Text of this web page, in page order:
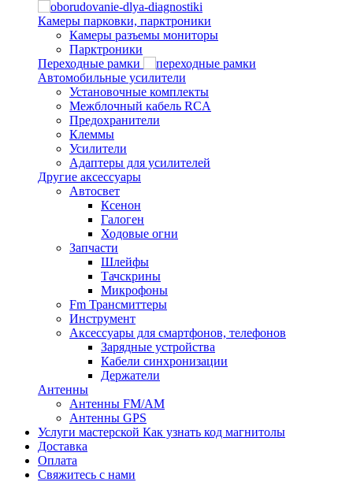
Камеры парковки, парктроники
Камеры разъемы мониторы
Парктроники
Переходные рамки
Автомобильные усилители
Установочные комплекты
Межблочный кабель RCA
Предохранители
Клеммы
Усилители
Адаптеры для усилителей
Другие аксессуары
Автосвет
Ксенон
Галоген
Ходовые огни
Запчасти
Шлейфы
Тачскрины
Микрофоны
Fm Трансмиттеры
Инструмент
Аксессуары для смартфонов, телефонов
Зарядные устройства
Кабели синхронизации
Держатели
Антенны
Антенны FM/AM
Антенны GPS
Услуги мастерской Как узнать код магнитолы
Доставка
Оплата
Свяжитесь с нами